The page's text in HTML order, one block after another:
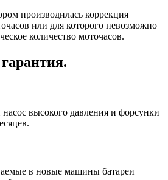
производилась коррекция
или для которого невозможно
количество моточасов.
высокого давления и форсунки
в новые машины батареи